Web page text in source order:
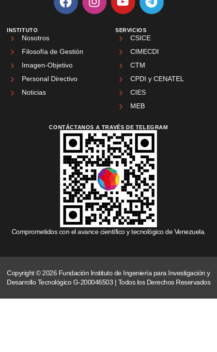
INSTITUTO
Nosotros
Filosofía de Gestión
Imagen-Objetivo
Personal Directivo
Noticias
SERVICIOS
CSICE
CIMECDI
CTM
CPDI y CENATEL
CIES
MEB
CONTÁCTANOS A TRAVÉS DE TELEGRAM
Comprometidos con el avance científico y tecnológico de Venezuela.
Copyright © 2026 Fundación Instituto de Ingeniería para Investigación y
Desarrollo Tecnológico G-200046503 | Todos los Derechos Reservados